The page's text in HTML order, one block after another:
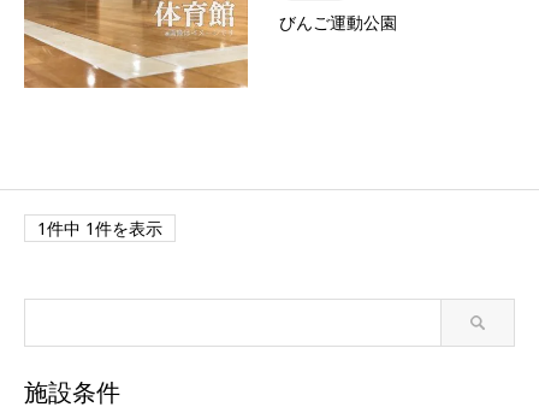
びんご運動公園
1件中 1件を表示
施設条件